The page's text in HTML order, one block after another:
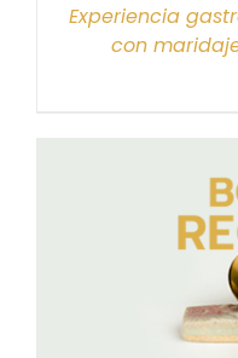
Experiencia
con